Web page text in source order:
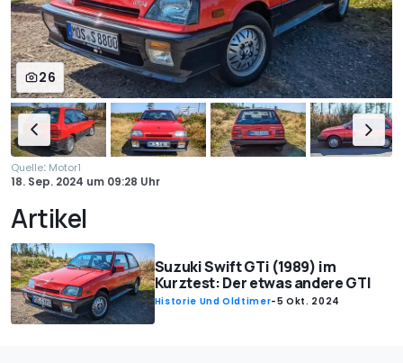
26
Quelle: Motor1
18. Sep. 2024 um 09:28 Uhr
Artikel
Suzuki Swift GTi (1989) im
Kurztest: Der etwas andere GTI
Historie Und Oldtimer-5 Okt. 2024